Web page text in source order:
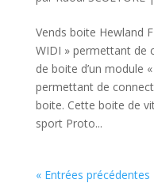
Vends boite Hewland
WIDI » permettant de
de boite d’un module
permettant de
boite. Cette boite de
sport Proto...
« Entrées précédentes